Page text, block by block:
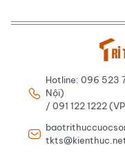
Hotline: 096 523
Nội)
/ 091 122 1222